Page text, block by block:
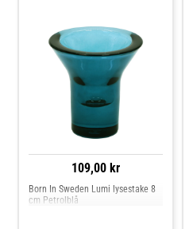
109,00 kr
Born In Sweden Lumi lysestake 8
cm Petrolblå